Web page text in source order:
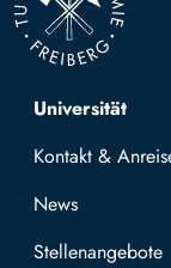
Top
Universität
Kontakt &
News
Stellenangebote